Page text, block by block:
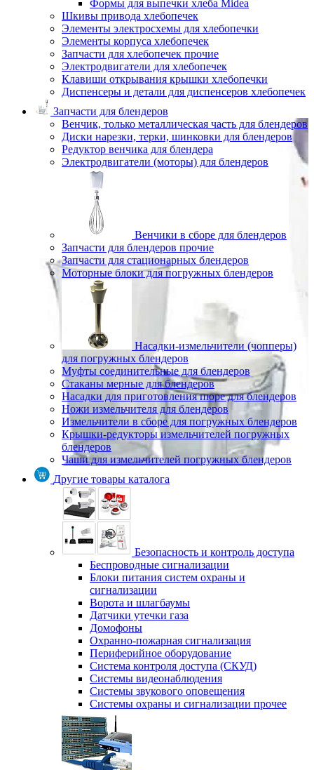
Формы для выпечки хлеба Midea
Шкивы привода хлебопечек
Элементы электросхемы для хлебопечки
Элементы корпуса хлебопечек
Запчасти для хлебопечек прочие
Электродвигатели для хлебопечек
Клавиши открывания крышки хлебопечки
Диспенсеры и детали для диспенсеров хлебопечек
Запчасти для блендеров
Венчик, только металлическая часть для блендеров
Диски нарезки, терки, шинковки для блендеров
Редуктор венчика для блендера
Электродвигатели (моторы) для блендеров
Венчики в сборе для блендеров
Запчасти для блендеров прочие
Запчасти для стационарных блендеров
Моторные блоки для погружных блендеров
Насадки-измельчители (чопперы)
для погружных блендеров
Муфты соединительные для блендеров
Стаканы мерные для блендеров
Насадки для приготовления пюре для блендеров
Ножи измельчителя для блендеров
Измельчители в сборе для погружных блендеров
Крышки-редукторы измельчителей погружных
блендеров
Чаши для измельчителей погружных блендеров
Другие товары каталога
Безопасность и контроль доступа
Беспроводные сигнализации
Блоки питания систем охраны и
сигнализации
Ворота и шлагбаумы
Датчики утечки газа
Домофоны
Охранно-пожарная сигнализация
Периферийное оборудование
Система контроля доступа (СКУД)
Системы видеонаблюдения
Системы звукового оповещения
Системы охраны и сигнализации прочее